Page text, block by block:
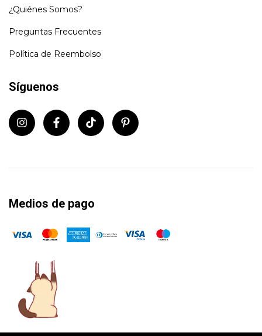
¿Quiénes Somos?
Preguntas Frecuentes
Política de Reembolso
Síguenos
Medios de pago